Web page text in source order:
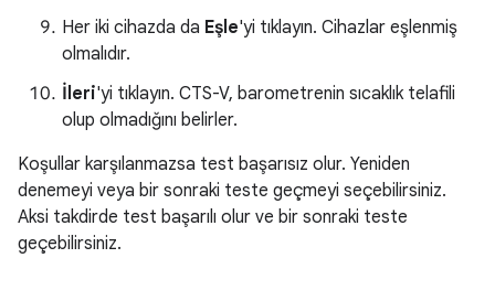
Her iki cihazda da Eşle'yi tıklayın. Cihazlar eşlenmiş
olmalıdır.
İleri'yi tıklayın. CTS-V, barometrenin sıcaklık telafili
olup olmadığını belirler.
Koşullar karşılanmazsa test başarısız olur. Yeniden
denemeyi veya bir sonraki teste geçmeyi seçebilirsiniz.
Aksi takdirde test başarılı olur ve bir sonraki teste
geçebilirsiniz.